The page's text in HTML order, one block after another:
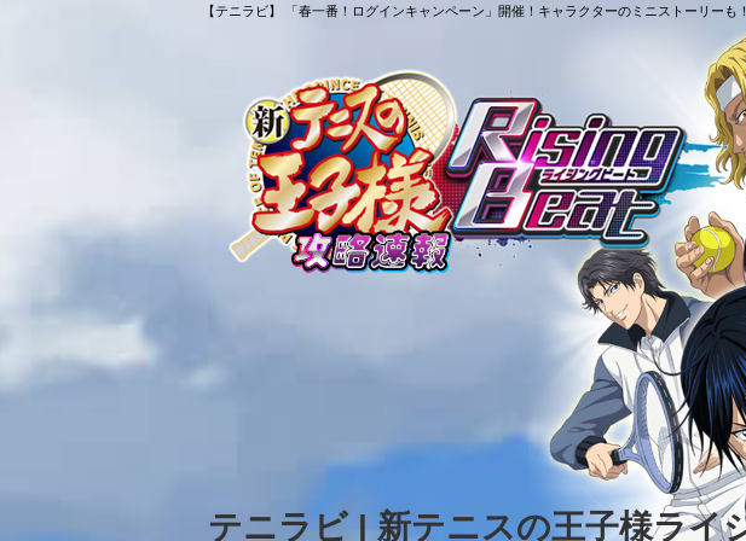
【テニラビ】 「春一番！ログインキャンペーン」開催！キャラクターのミニストーリー
テニラビ | 新テニスの王子様ライ